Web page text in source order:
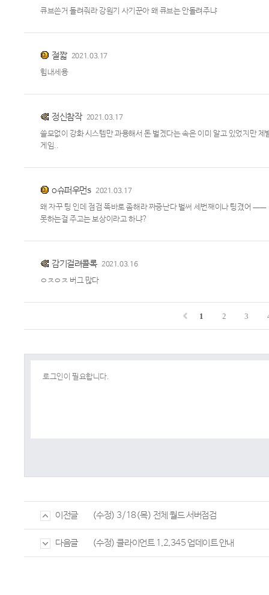
큐브쓴거 돌려줘라 강원기 사기꾼아 왜 큐브는 안돌려주냐
절짧 2021.03.17
힘내세용
정신참작 2021.03.17
쓸모없이 강화 시스템만 과용해서 돈 벌겠다는 속은 이미 알고 있었지만
게임..
o슈퍼우먼s 2021.03.17
왜 자꾸 팅 인데 점검 똑바로 좀해라 짜증난다 벌써 세번째이나 팅겼어 ㅡ
못하는걸 주고는 보상이라고 하냐?
감기걸려콜록 2021.03.16
ㅇㅈㅇㅈ 버그 많다
1 2 3
이전글 (수정) 3/18(목) 전체 월드 서버점검
다음글 (수정) 클라이언트 1.2.345 업데이트 안내